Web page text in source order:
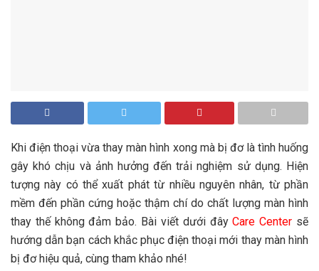
Khi điện thoại vừa thay màn hình xong mà bị đơ là tình huống
gây khó chịu và ảnh hưởng đến trải nghiệm sử dụng. Hiện
tượng này có thể xuất phát từ nhiều nguyên nhân, từ phần
mềm đến phần cứng hoặc thậm chí do chất lượng màn hình
thay thế không đảm bảo. Bài viết dưới đâyCare Center sẽ
hướng dẫn bạn cách khắc phục điện thoại mới thay màn hình
bị đơ hiệu quả, cùng tham khảo nhé!